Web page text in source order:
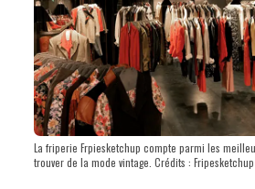
La friperie Frpiesketchup compte parmi les
trouver de la mode vintage. Crédits : Fripesketchup